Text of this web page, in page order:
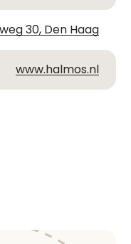
30, Den Haag
www.halmos.nl